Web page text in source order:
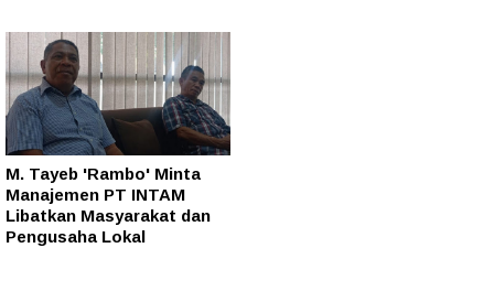
M. Tayeb 'Rambo' Minta
Manajemen PT INTAM
Libatkan Masyarakat dan
Pengusaha Lokal